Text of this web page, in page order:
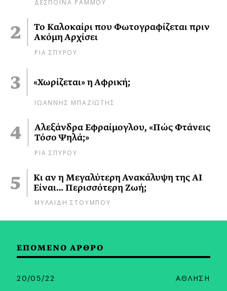
Το Καλοκαίρι που Φωτογραφίζεται πριν
Ακόμη Αρχίσει
ΡΙΑ ΣΠΥΡΟΥ
«Χωρίζεται» η Αφρική;
ΙΩΑΝΝΗΣ ΜΠΑΖΙΩΤΗΣ
Αλεξάνδρα Εφραίμογλου, «Πώς Φτάνεις
Τόσο Ψηλά;»
ΡΙΑ ΣΠΥΡΟΥ
Κι αν η Μεγαλύτερη Ανακάλυψη της AI
Είναι… Περισσότερη Ζωή;
ΜΥΛΑΙΔΗ ΣΤΟΥΜΠΟΥ
ΕΠΟΜΕΝΟ ΑΡΘΡΟ
20/05/22 ΑΘΛΗΣΗ